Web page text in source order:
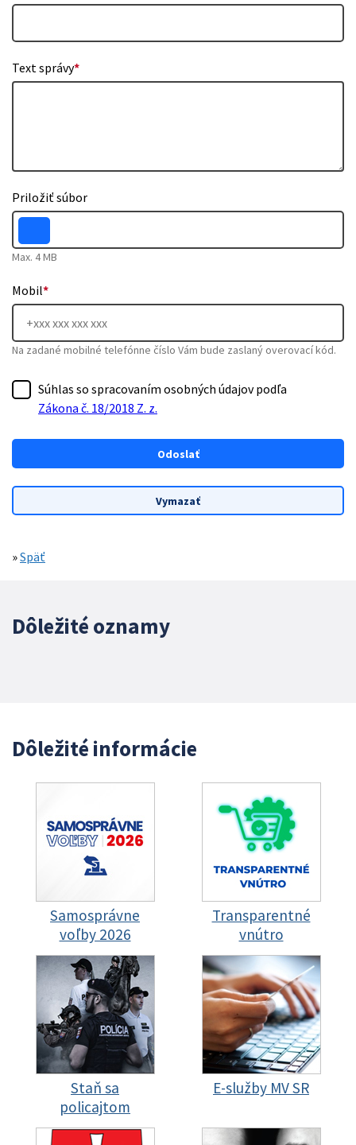
Text správy*
Priložiť súbor
Max. 4 MB
Mobil*
Na zadané mobilné telefónne číslo Vám bude zaslaný overovací kód.
Súhlas so spracovaním osobných údajov podľa
Zákona č. 18/2018 Z. z.
»Späť
Dôležité oznamy
Dôležité informácie
Samosprávne
voľby 2026
Transparentné
vnútro
Staň sa
policajtom
E-služby MV SR